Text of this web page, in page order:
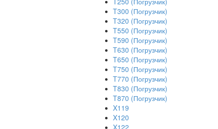
T300 (Погрузчик)
T320 (Погрузчик)
T550 (Погрузчик)
T590 (Погрузчик)
T630 (Погрузчик)
T650 (Погрузчик)
T750 (Погрузчик)
T770 (Погрузчик)
T830 (Погрузчик)
T870 (Погрузчик)
X119
X120
X122